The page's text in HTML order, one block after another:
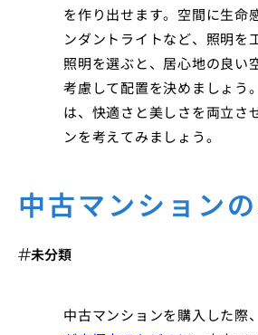
を作り出せます。空間に生命
ンダントライトなど、照明を
照明を選ぶと、居心地の良い
考慮して配置を決めましょう
は、快適さと美しさを両立さ
ンを考えてみましょう。
中古マンション
未分類
中古マンションを購入した際